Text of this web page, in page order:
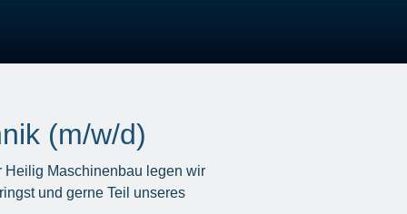
(m/w/d)
Heilig Maschinenbau legen wir
und gerne Teil unseres